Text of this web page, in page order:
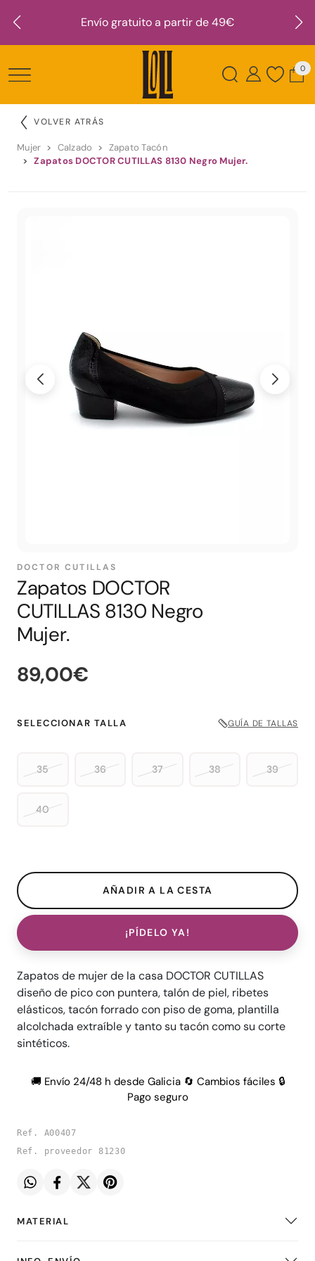
Envío gratuito a partir de 49€
0
VOLVER ATRÁS
Mujer Calzado
Zapato Tacón
Zapatos DOCTOR CUTILLAS 8130 Negro Mujer.
DOCTOR CUTILLAS
Zapatos DOCTOR
CUTILLAS 8130 Negro
Mujer.
89,00€
SELECCIONAR TALLA GUÍA DE TALLAS
35 36 37 38 39
40
¡PÍDELO YA!
Zapatos de mujer de la casa DOCTOR CUTILLAS
diseño de pico con puntera, talón de piel, ribetes
elásticos, tacón forrado con piso de goma, plantilla
alcolchada extraíble y tanto su tacón como su corte
sintéticos.
🚚 Envío 24/48 h desde Galicia 🔄 Cambios fáciles 🔒
Pago seguro
Ref. A00407
Ref. proveedor 81230
MATERIAL